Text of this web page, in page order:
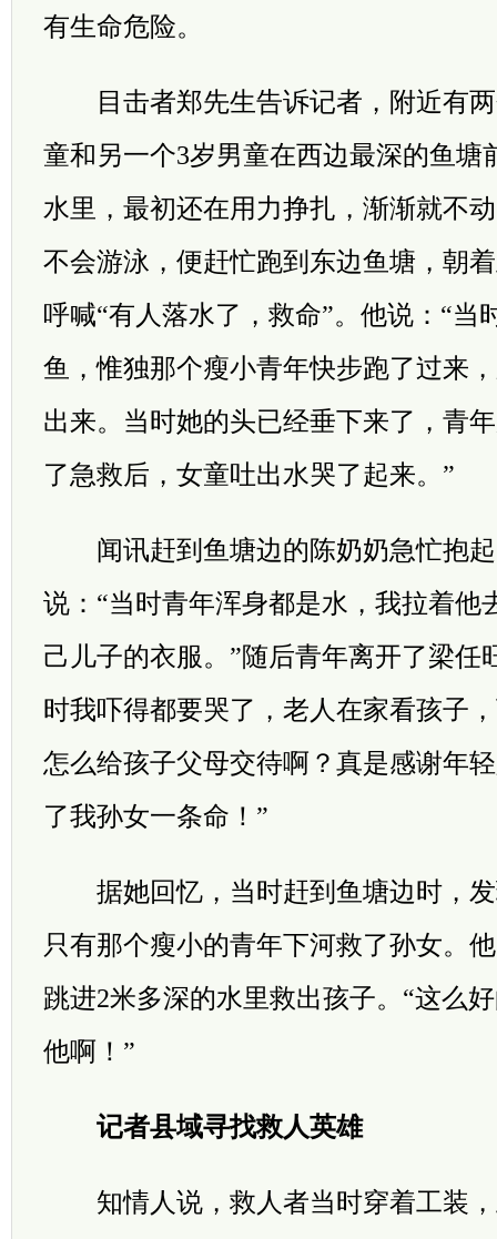
有生命危险。
目击者郑先生告诉记者，附近有两
童和另一个3岁男童在西边最深的鱼塘
水里，最初还在用力挣扎，渐渐就不
不会游泳，便赶忙跑到东边鱼塘，朝
呼喊“有人落水了，救命”。他说：“当
鱼，惟独那个瘦小青年快步跑了过来
出来。当时她的头已经垂下来了，青
了急救后，女童吐出水哭了起来。”
闻讯赶到鱼塘边的陈奶奶急忙抱起
说：“当时青年浑身都是水，我拉着他
己儿子的衣服。”随后青年离开了梁任
时我吓得都要哭了，老人在家看孩子
怎么给孩子父母交待啊？真是感谢年
了我孙女一条命！”
据她回忆，当时赶到鱼塘边时，发
只有那个瘦小的青年下河救了孙女。
跳进2米多深的水里救出孩子。“这么
他啊！”
记者县域寻找救人英雄
知情人说，救人者当时穿着工装，